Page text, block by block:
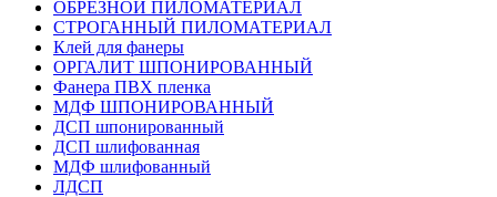
ОБРЕЗНОЙ ПИЛОМАТЕРИАЛ
СТРОГАННЫЙ ПИЛОМАТЕРИАЛ
Клей для фанеры
ОРГАЛИТ ШПОНИРОВАННЫЙ
Фанера ПВХ пленка
МДФ ШПОНИРОВАННЫЙ
ДСП шпонированный
ДСП шлифованная
МДФ шлифованный
ЛДСП